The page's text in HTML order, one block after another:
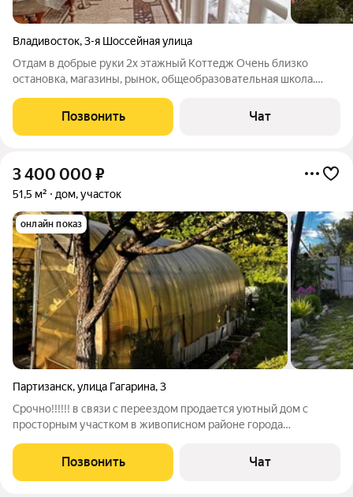
Владивосток,3-я Шоссейная улица
Отдам в добрые руки 2х этажный Коттедж Очень близко
остановка, магазины, рынок, общеобразовательная школа.
любовью и миром создано все в доме. Дом с 5-тью спальнями,
2-мя с/у, гостиной, верандой и
Позвонить Чат
3 400 000 ₽
51,5 м² дом, участок
онлайн показ
Партизанск,улица Гагарина,3
Срочно!!!!!! в связи с переездом продается уютный дом с
просторным участком в живописном районе города
необходимое для комфортного проживания. В доме есть:
санузел с туалетом и душем, проведён
Позвонить Чат